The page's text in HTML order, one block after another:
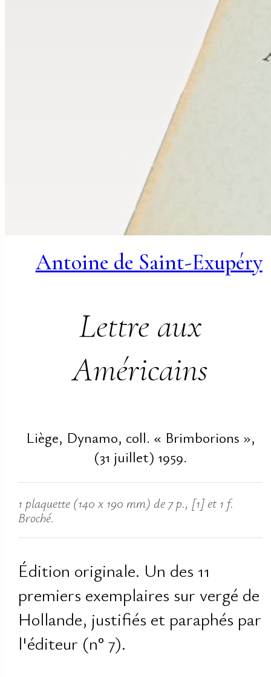
Antoine de Saint-Exupéry
Lettre aux
Américains
Liège, Dynamo, coll. « Brimborions »,
(31 juillet) 1959.
1 plaquette (140 x 190 mm) de 7 p., [1] et 1 f.
Broché.
Édition originale. Un des 11
premiers exemplaires sur vergé de
Hollande, justifiés et paraphés par
l'éditeur (n° 7).